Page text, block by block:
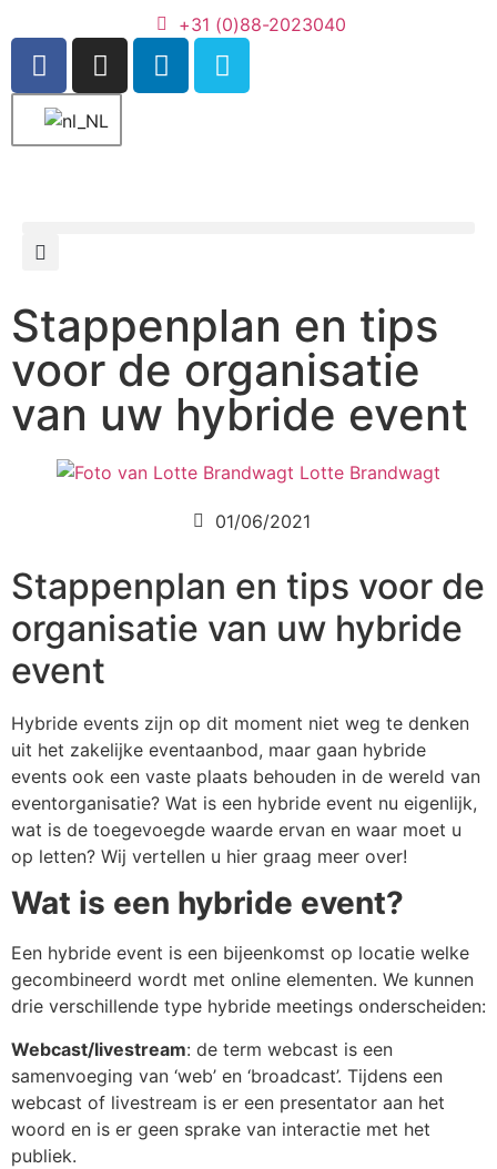
+31 (0)88-2023040
Stappenplan en tips
voor de organisatie
van uw hybride event
Lotte Brandwagt
01/06/2021
Stappenplan en tips voor de
organisatie van uw hybride
event
Hybride events zijn op dit moment niet weg te denken
uit het zakelijke eventaanbod, maar gaan hybride
events ook een vaste plaats behouden in de wereld van
eventorganisatie? Wat is een hybride event nu eigenlijk,
wat is de toegevoegde waarde ervan en waar moet u
op letten? Wij vertellen u hier graag meer over!
Wat is een hybride event?
Een hybride event is een bijeenkomst op locatie welke
gecombineerd wordt met online elementen. We kunnen
drie verschillende type hybride meetings onderscheiden:
Webcast/livestream: de term webcast is een
samenvoeging van ‘web’ en ‘broadcast’. Tijdens een
webcast of livestream is er een presentator aan het
woord en is er geen sprake van interactie met het
publiek.